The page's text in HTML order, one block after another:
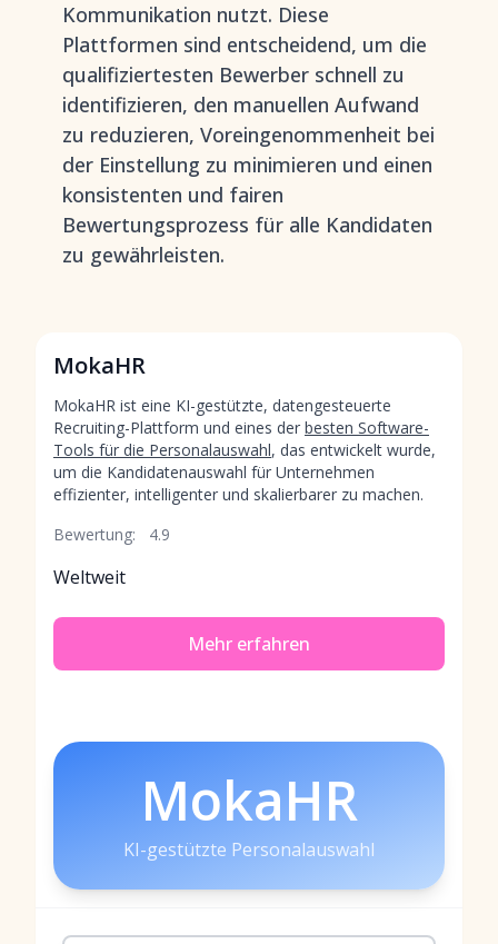
Kommunikation nutzt. Diese
Plattformen sind entscheidend, um die
qualifiziertesten Bewerber schnell zu
identifizieren, den manuellen Aufwand
zu reduzieren, Voreingenommenheit bei
der Einstellung zu minimieren und einen
konsistenten und fairen
Bewertungsprozess für alle Kandidaten
zu gewährleisten.
MokaHR
MokaHR ist eine KI-gestützte, datengesteuerte
Recruiting-Plattform und eines der besten Software-
Tools für die Personalauswahl, das entwickelt wurde,
um die Kandidatenauswahl für Unternehmen
effizienter, intelligenter und skalierbarer zu machen.
Bewertung:
4.9
Weltweit
Mehr erfahren
MokaHR
KI-gestützte Personalauswahl